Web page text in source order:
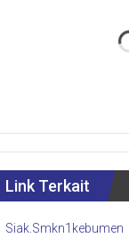
Link Terkait
Siak.Smkn1kebumen